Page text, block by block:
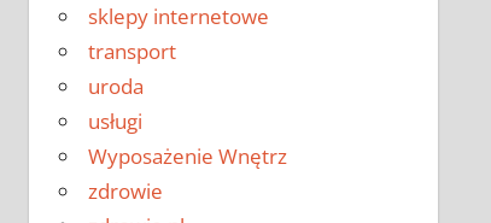
sklepy internetowe
transport
uroda
usługi
Wyposażenie Wnętrz
zdrowie